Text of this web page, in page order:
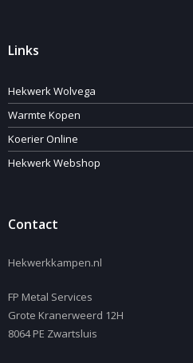
Links
Hekwerk Wolvega
Warmte Kopen
Koerier Online
Hekwerk Webshop
Contact
Hekwerkkampen.nl
FP Metal Services
Grote Kranerweerd 12H
8064 PE Zwartsluis